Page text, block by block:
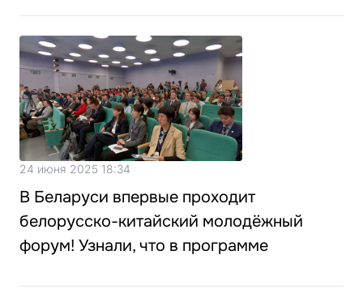
24 июня 2025 18:34
В Беларуси впервые проходит
белорусско-китайский молодёжный
форум! Узнали, что в программе